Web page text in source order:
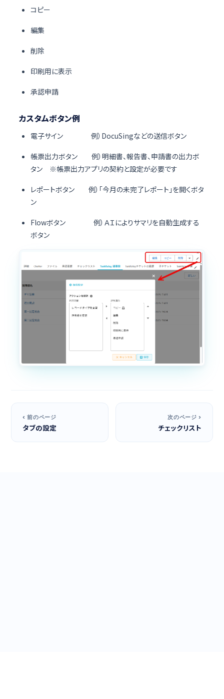
タブの設定
ガントチャートの操作
タブの設定
チェックリスト
開発者向け
バージョン情報
コピー
編集
削除
印刷用に表示
承認申請
カスタムボタン例
電子サイン 例）DocuSingなどの送信ボタン
帳票出力ボタン 例）明細書、報告書、申請書の出力ボ
タン ※帳票出力アプリの契約と設定が必要です
レポートボタン 例）「今月の未完了レポート」を開くボタ
ン
Flowボタン 例）ＡＩによりサマリを自動生成する
ボタン
‹ 前のページ
タブの設定
次のページ ›
チェックリスト